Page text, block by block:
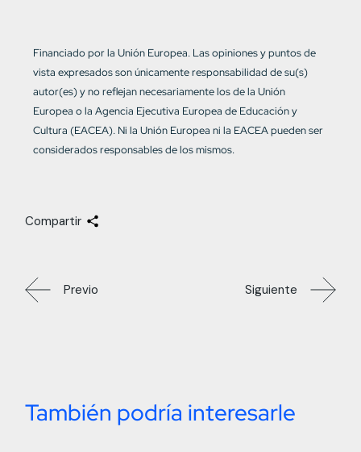
Financiado por la Unión Europea. Las opiniones y puntos de
vista expresados son únicamente responsabilidad de su(s)
autor(es) y no reflejan necesariamente los de la Unión
Europea o la Agencia Ejecutiva Europea de Educación y
Cultura (EACEA). Ni la Unión Europea ni la EACEA pueden ser
considerados responsables de los mismos.
Compartir
Previo Siguiente
También podría interesarle